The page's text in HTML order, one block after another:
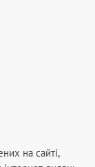
на сайті,